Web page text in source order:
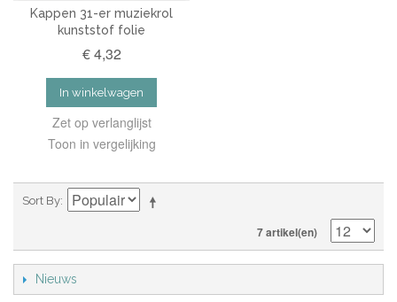
Kappen 31-er muziekrol
kunststof folie
€ 4,32
In winkelwagen
Zet op verlanglijst
Toon in vergelijking
Sort By
7 artikel(en)
Nieuws